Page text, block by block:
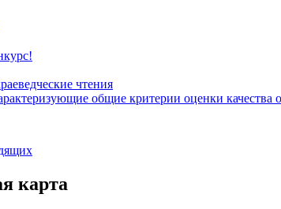
чтения
общие критерии оценки качества
карта